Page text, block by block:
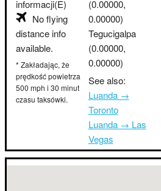
informacji(E)
No flying
distance info
available.
* Zakładając, że
prędkość powietrza
500 mph i 30 minut
czasu taksówki.
(0.00000,
0.00000)
Tegucigalpa
(0.00000,
0.00000)
See also:
Luanda →
Toronto
Luanda → Las
Vegas